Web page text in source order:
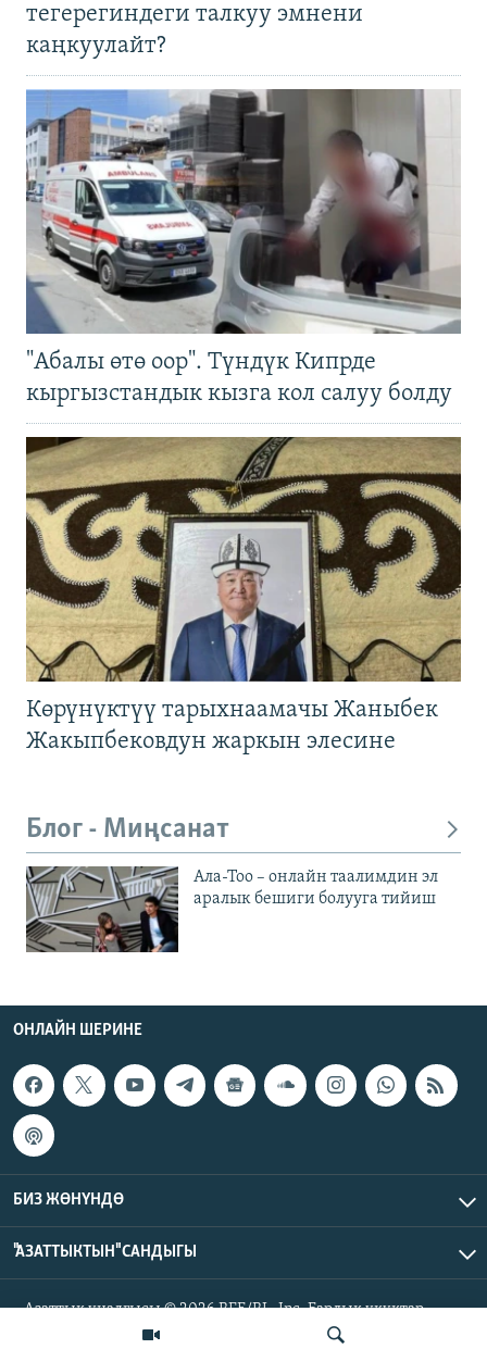
тегерегиндеги талкуу эмнени
каңкуулайт?
"Абалы өтө оор". Түндүк Кипрде
кыргызстандык кызга кол салуу болду
Көрүнүктүү тарыхнаамачы Жаныбек
Жакыпбековдун жаркын элесине
Блог - Миңсанат
Ала-Тоо – онлайн таалимдин эл
аралык бешиги болууга тийиш
ОНЛАЙН ШЕРИНЕ
БИЗ ЖӨНҮНДӨ
"АЗАТТЫКТЫН" САНДЫГЫ
Азаттык үналгысы © 2026 RFE/RL, Inc. Бардык укуктар